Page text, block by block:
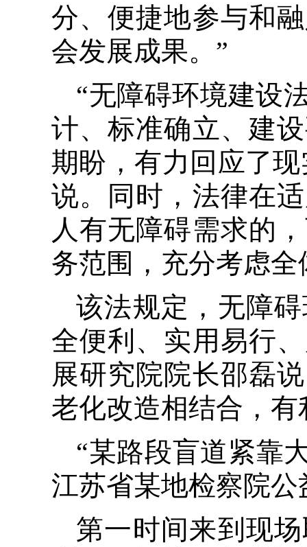
分、便捷地参与和
会发展成果。”
“无障碍环境建设
计、标准确立、建
期盼，有力回应了
说。同时，法律在
人有无障碍需求的
务范围，充分考虑
该法规定，无障
全便利、实用易行
展研究院院长邵磊
老化改造相结合，
“某路段盲道紧靠
江苏省某地检察院
第一时间来到现